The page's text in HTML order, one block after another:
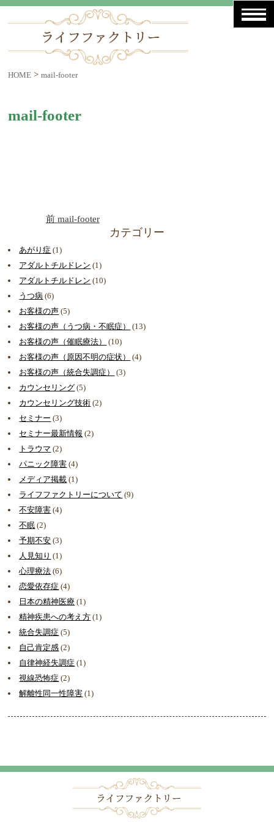
HOME >mail-footer
mail-footer
前 mail-footer
カテゴリー
あがり症 (1)
アダルトチルドレン (1)
アダルトチルドレン (10)
うつ病 (6)
お客様の声 (5)
お客様の声（うつ病・不眠症）
(13)
お客様の声（催眠療法）
(10)
お客様の声（原因不明の症状）
(4)
お客様の声（統合失調症）
(3)
カウンセリング (5)
カウンセリング技術 (2)
セミナー (3)
セミナー最新情報 (2)
トラウマ (2)
パニック障害 (4)
メディア掲載 (1)
ライフファクトリーについて (9)
不安障害 (4)
不眠 (2)
予期不安 (3)
人見知り (1)
心理療法 (6)
恋愛依存症 (4)
日本の精神医療 (1)
精神疾患への考え方 (1)
統合失調症 (5)
自己肯定感 (2)
自律神経失調症 (1)
視線恐怖症 (2)
解離性同一性障害 (1)